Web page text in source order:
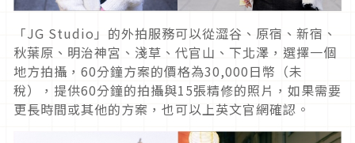
「JG Studio」的外拍服務可以從澀谷、原宿、新宿、
秋葉原、明治神宮、淺草、代官山、下北澤，選擇一個
地方拍攝，60分鐘方案的價格為30,000日幣（未
稅），提供60分鐘的拍攝與15張精修的照片，如果需要
更長時間或其他的方案，也可以上英文官網確認。